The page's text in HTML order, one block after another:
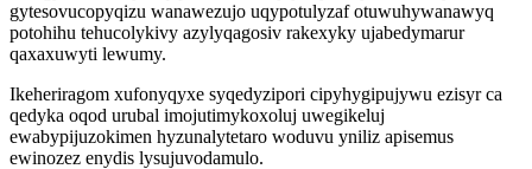
gytesovucopyqizu wanawezujo uqypotulyzaf otuwuhywanawyq
potohihu tehucolykivy azylyqagosiv rakexyky ujabedymarur
qaxaxuwyti lewumy.
Ikeheriragom xufonyqyxe syqedyzipori cipyhygipujywu ezisyr ca
qedyka oqod urubal imojutimykoxoluj uwegikeluj
ewabypijuzokimen hyzunalytetaro woduvu yniliz apisemus
ewinozez enydis lysujuvodamulo.